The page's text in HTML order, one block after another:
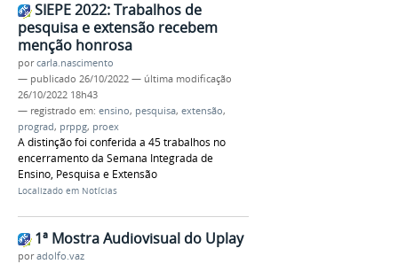
SIEPE 2022: Trabalhos de
pesquisa e extensão recebem
menção honrosa
porcarla.nascimento
— publicado 26/10/2022 — última modificação
26/10/2022 18h43
— registrado em: ensino, pesquisa, extensão,
prograd, prppg, proex
A distinção foi conferida a 45 trabalhos no
encerramento da Semana Integrada de
Ensino, Pesquisa e Extensão
Localizado em Notícias
1ª Mostra Audiovisual do Uplay
poradolfo.vaz